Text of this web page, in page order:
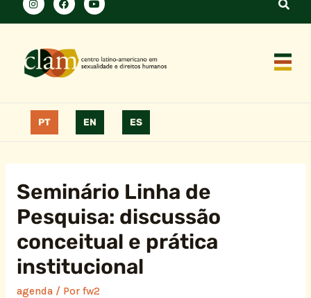
PT EN ES
Seminário Linha de
Pesquisa: discussão
conceitual e prática
institucional
agenda/ Por fw2